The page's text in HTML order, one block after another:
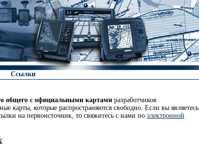
Ссылки
общего с официальными картами разработчиков
карты, которые распространяются свободно. Если вы являетесь
на первоисточник, то свяжитесь с нами по электронной